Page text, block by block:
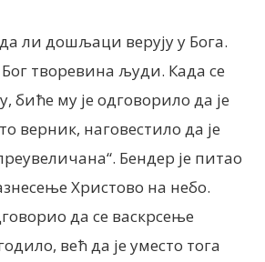
ли дошљаци верују у Бога.
Бог творевина људи. Када се
биће му је одговорило да је
верник, наговестило да је
Бендер је питао
Христово на небо.
да се васкрсење
већ да је уместо тога